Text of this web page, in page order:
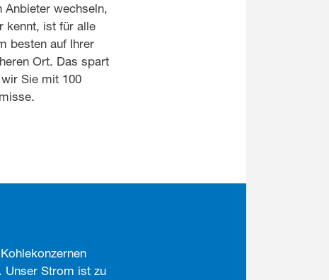
wechseln,
kennt, ist für alle
besten auf Ihrer
Ort. Das spart
Sie mit 100
Unser Strom ist zu